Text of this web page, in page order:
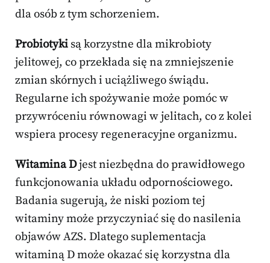
dla osób z tym schorzeniem.
Probiotyki są korzystne dla mikrobioty
jelitowej, co przekłada się na zmniejszenie
zmian skórnych i uciążliwego świądu.
Regularne ich spożywanie może pomóc w
przywróceniu równowagi w jelitach, co z kolei
wspiera procesy regeneracyjne organizmu.
Witamina Djest niezbędna do prawidłowego
funkcjonowania układu odpornościowego.
Badania sugerują, że niski poziom tej
witaminy może przyczyniać się do nasilenia
objawów AZS. Dlatego suplementacja
witaminą D może okazać się korzystna dla